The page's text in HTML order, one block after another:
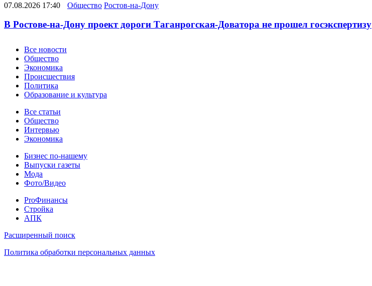
07.08.2026 17:40 Общество Ростов-на-Дону
В Ростове-на-Дону проект дороги Таганрогская-Доватора не прошел госэкспертизу
Новости
Все новости
Общество
Экономика
Происшествия
Политика
Образование и культура
Статьи
Все статьи
Общество
Интервью
Экономика
Разное
Бизнес по-нашему
Выпуски газеты
Мода
Фото/Видео
Pro
ProФинансы
Стройка
АПК
Информация
Расширенный поиск
Политика обработки персональных данных